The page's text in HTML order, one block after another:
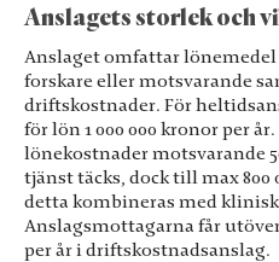
Anslagets storlek och
Anslaget omfattar
forskare eller motsvarande
driftskostnader. För
för lön 1 000 000 kronor per
lönekostnader motsvarande
tjänst täcks, dock till max 800
detta kombineras med
Anslagsmottagarna får
per år i driftskostnadsanslag.